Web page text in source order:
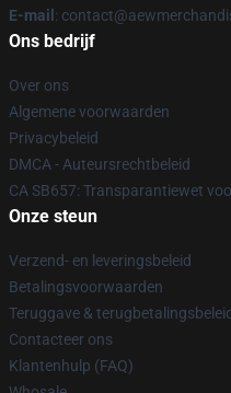
E-mail :
Ons bedrijf
Over ons
Algemene voorwaarden
Privacybeleid
DMCA - Auteursrechtbeleid
CA SB657: Transparantiewet
Onze steun
Verzend- en leveringsbeleid
Betalingsvoorwaarden
Teruggave & terugbetalingsbeleid
Contacteer ons
Klantenhulp (FAQ)